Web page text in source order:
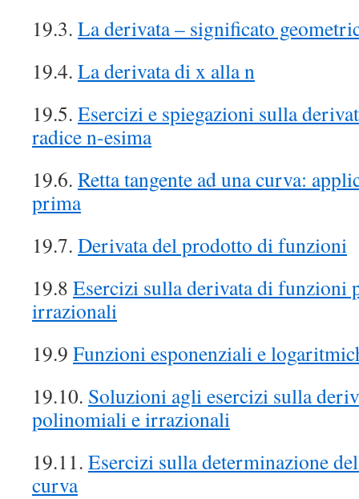
19.3. La derivata – significato
19.4. La derivata di x alla n
19.5. Esercizi e spiegazioni sulla
radice n-esima
19.6. Retta tangente ad una curva:
prima
19.7. Derivata del prodotto di funzioni
19.8 Esercizi sulla derivata di funzioni
irrazionali
19.9 Funzioni esponenziali e
19.10. Soluzioni agli esercizi sulla
polinomiali e irrazionali
19.11. Esercizi sulla determinazione
curva